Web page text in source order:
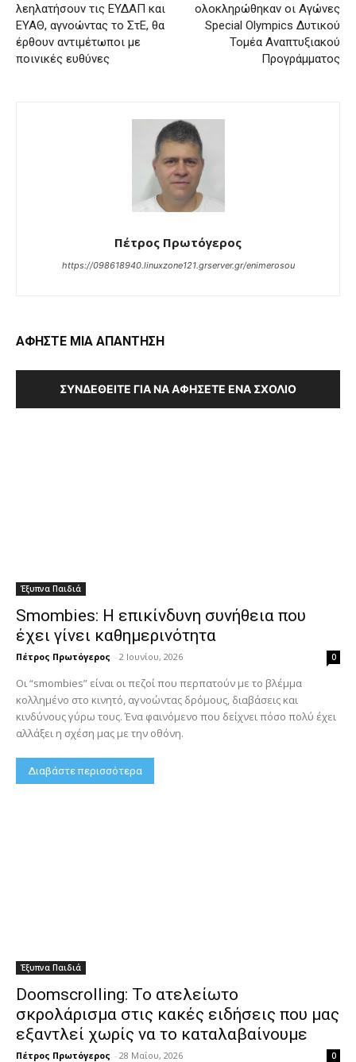
λεηλατήσουν τις ΕΥΔΑΠ και
ΕΥΑΘ, αγνοώντας το ΣτΕ, θα
έρθουν αντιμέτωποι με
ποινικές ευθύνες
ολοκληρώθηκαν οι Αγώνες
Special Olympics Δυτικού
Τομέα Αναπτυξιακού
Προγράμματος
Πέτρος Πρωτόγερος
https://098618940.linuxzone121.grserver.gr/enimerosou
ΑΦΗΣΤΕ ΜΙΑ ΑΠΑΝΤΗΣΗ
ΣΥΝΔΕΘΕΊΤΕ ΓΙΑ ΝΑ ΑΦΉΣΕΤΕ ΈΝΑ ΣΧΌΛΙΟ
Έξυπνα Παιδιά
Smombies: Η επικίνδυνη συνήθεια που
έχει γίνει καθημερινότητα
Πέτρος Πρωτόγερος - 2 Ιουνίου, 2026 0
Οι “smombies” είναι οι πεζοί που περπατούν με το βλέμμα
κολλημένο στο κινητό, αγνοώντας δρόμους, διαβάσεις και
κινδύνους γύρω τους. Ένα φαινόμενο που δείχνει πόσο πολύ έχει
αλλάξει η σχέση μας με την οθόνη.
Διαβάστε περισσότερα
Έξυπνα Παιδιά
Doomscrolling: Το ατελείωτο
σκρολάρισμα στις κακές ειδήσεις που μας
εξαντλεί χωρίς να το καταλαβαίνουμε
Πέτρος Πρωτόγερος - 28 Μαΐου, 2026 0